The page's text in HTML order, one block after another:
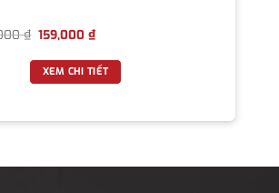
₫ 159,000₫
XEM CHI TIẾT